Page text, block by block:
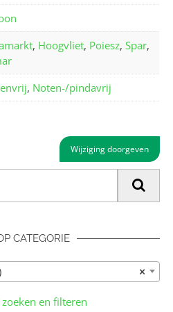
, Hoogvliet, Poiesz,Spar,
, Noten-/pindavrij
Wijziging doorgeven
CATEGORIE
×
en filteren